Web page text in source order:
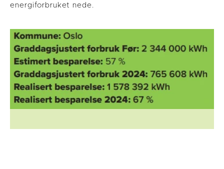
energiforbruket nede.